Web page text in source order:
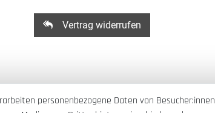
Vertrag widerrufen
personenbezogene Daten von Besucher:innen